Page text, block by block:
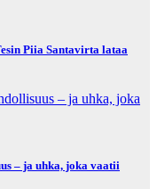
Piia Santavirta lataa
– ja uhka, joka vaatii